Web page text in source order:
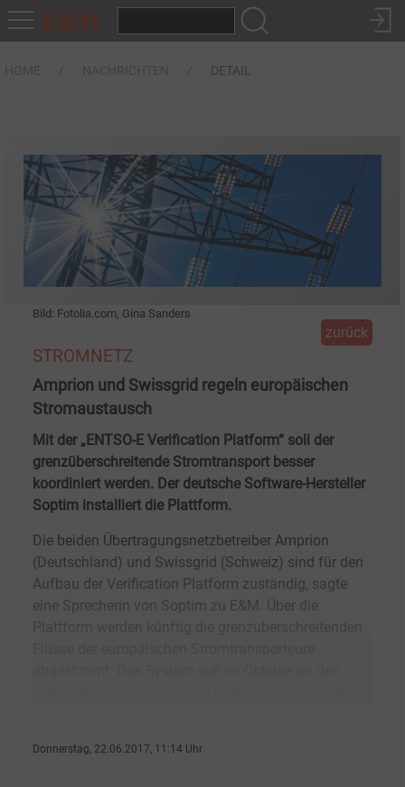
DETAIL
Bild: Fotolia.com, Gina Sanders
zurück
STROMNETZ
Amprion und Swissgrid regeln europäischen
Stromaustausch
Mit der „ENTSO-E Verification Platform“ soll der
grenzüberschreitende Stromtransport besser
koordiniert werden. Der deutsche Software-Hersteller
Soptim installiert die Plattform.
Die beiden Übertragungsnetzbetreiber Amprion
(Deutschland) und Swissgrid (Schweiz) sind für den
Aufbau der Verification Platform zuständig, sagte
eine Sprecherin von Soptim zu E&M. Über die
Donnerstag, 22.06.2017, 11:14 Uhr